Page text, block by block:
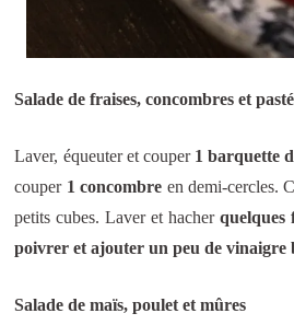
Salade de fraises, concombres et
Laver, équeuter et couper 1 barquette
couper 1 concombre en demi-cercles.
petits cubes. Laver et hacher quelques
poivrer et ajouter un peu de vinaigre
Salade de maïs, poulet et mûres